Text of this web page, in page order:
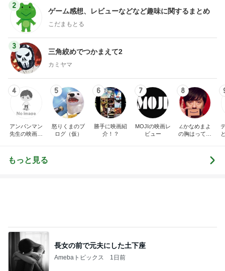
2
ゲーム感想、レビューなどなど趣味に関するまとめ
こだまもとる
3
三角絞めでつかまえて2
カミヤマ
4
アンパンマン
先生の映画講
5
怒りくまのブ
ログ（仮）
6
勝手に映画紹
介！？
7
MOJIの映画レ
ビュー
8
∠かなめまよ
の胸はって行
もっと見る
上原さくら AIの食事採点で93点
Amebaトピックス 1日前